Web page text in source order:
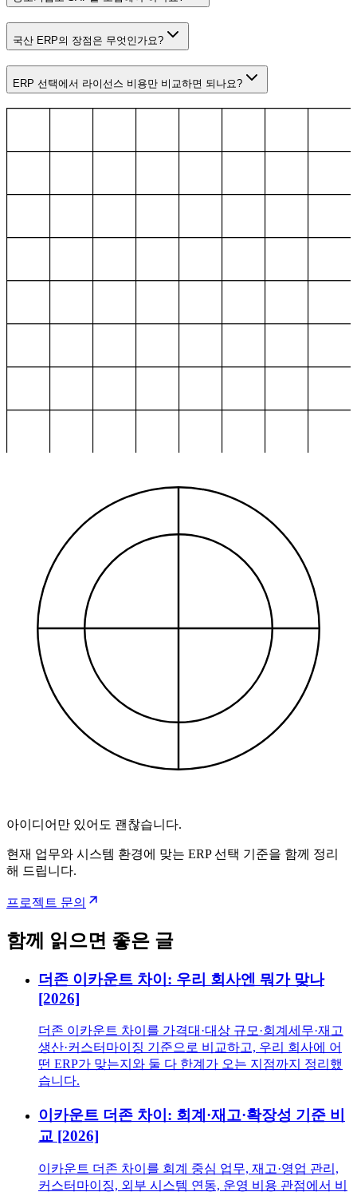
국산 ERP의 장점은 무엇인가요?
ERP 선택에서 라이선스 비용만 비교하면 되나요?
아이디어만 있어도 괜찮습니다.
현재 업무와 시스템 환경에 맞는 ERP 선택 기준을 함께 정리
해 드립니다.
프로젝트 문의
함께 읽으면 좋은 글
더존 이카운트 차이: 우리 회사엔 뭐가 맞나
[2026]
더존 이카운트 차이를 가격대·대상 규모·회계세무·재고
생산·커스터마이징 기준으로 비교하고, 우리 회사에 어
떤 ERP가 맞는지와 둘 다 한계가 오는 지점까지 정리했
습니다.
이카운트 더존 차이: 회계·재고·확장성 기준 비
교 [2026]
이카운트 더존 차이를 회계 중심 업무, 재고·영업 관리,
커스터마이징, 외부 시스템 연동, 운영 비용 관점에서 비